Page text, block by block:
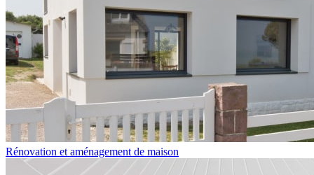
Rénovation et aménagement de maison